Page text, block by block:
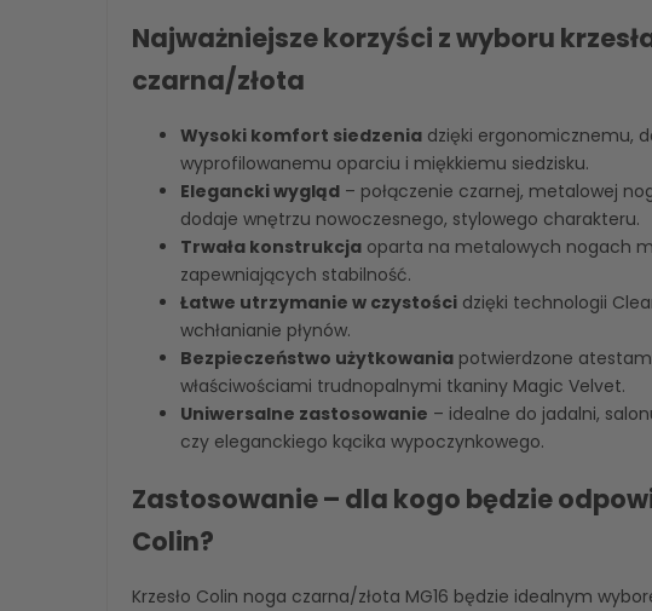
Najważniejsze korzyści z wyboru
czarna/złota
Wysoki komfort siedzenia dzięki ergonomicznemu,
wyprofilowanemu oparciu i miękkiemu siedzisku.
Elegancki wygląd – połączenie czarnej, metalowej
dodaje wnętrzu nowoczesnego, stylowego charakteru.
Trwała konstrukcja oparta na metalowych nogach
zapewniających stabilność.
Łatwe utrzymanie w czystości dzięki technologii
wchłanianie płynów.
Bezpieczeństwo użytkowania potwierdzone
właściwościami trudnopalnymi tkaniny Magic Velvet.
Uniwersalne zastosowanie – idealne do jadalni,
czy eleganckiego kącika wypoczynkowego.
Zastosowanie – dla kogo będzie
Colin?
Krzesło Colin noga czarna/złota MG16 będzie idealnym